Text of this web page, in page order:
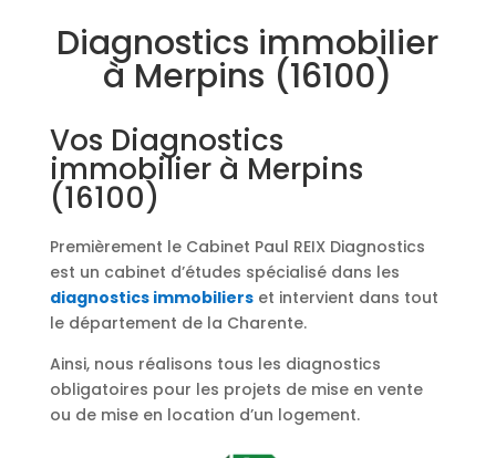
Diagnostics immobilier
à Merpins (16100)
Vos Diagnostics
immobilier à Merpins
(16100)
Premièrement le Cabinet Paul REIX Diagnostics
est un cabinet d’études spécialisé dans les
diagnostics immobilierset intervient dans tout
le département de la Charente.
Ainsi, nous réalisons tous les diagnostics
obligatoires pour les projets de mise en vente
ou de mise en location d’un logement.